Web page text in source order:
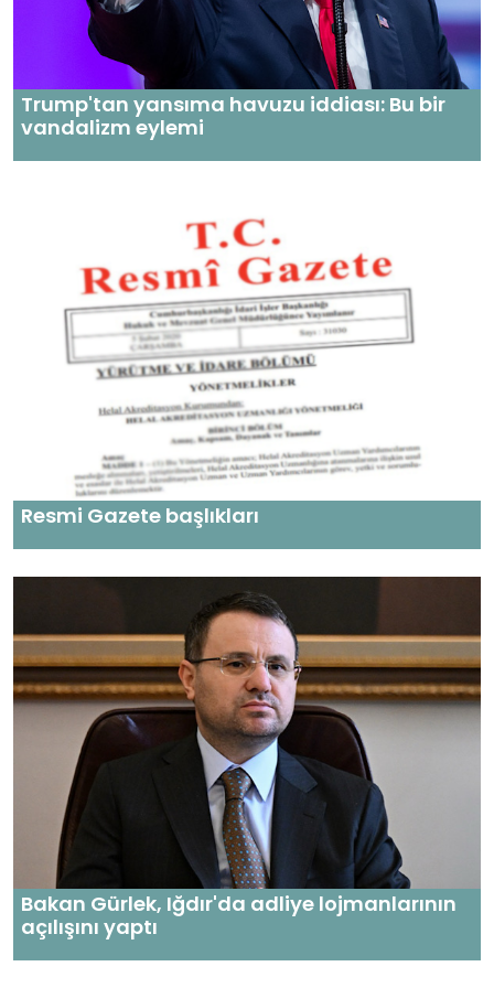
Trump'tan yansıma havuzu iddiası: Bu bir
vandalizm eylemi
Resmi Gazete başlıkları
Bakan Gürlek, Iğdır'da adliye lojmanlarının
açılışını yaptı